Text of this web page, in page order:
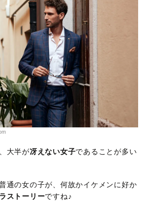
大半が冴えない女子であることが多い
通の女の子が、何故かイケメンに好か
ストーリーですね♪